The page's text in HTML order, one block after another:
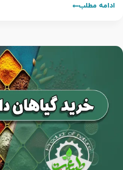
ادامه مطلب